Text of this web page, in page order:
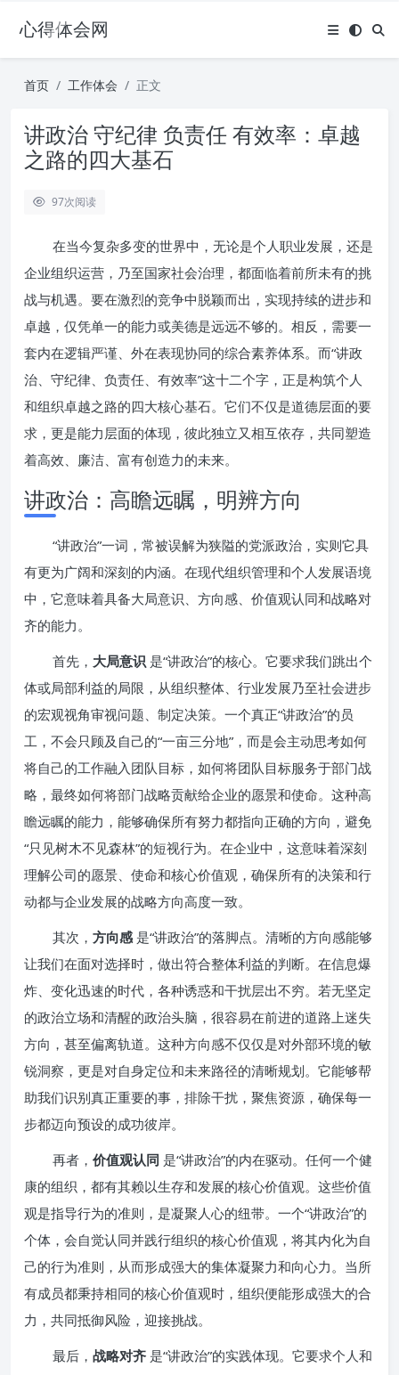
心得体会网
首页 工作体会 正文
讲政治 守纪律 负责任 有效率：卓越
之路的四大基石
97次阅读
在当今复杂多变的世界中，无论是个人职业发展，还是
企业组织运营，乃至国家社会治理，都面临着前所未有的挑
战与机遇。要在激烈的竞争中脱颖而出，实现持续的进步和
卓越，仅凭单一的能力或美德是远远不够的。相反，需要一
套内在逻辑严谨、外在表现协同的综合素养体系。而“讲政
治、守纪律、负责任、有效率”这十二个字，正是构筑个人
和组织卓越之路的四大核心基石。它们不仅是道德层面的要
求，更是能力层面的体现，彼此独立又相互依存，共同塑造
着高效、廉洁、富有创造力的未来。
讲政治：高瞻远瞩，明辨方向
“讲政治”一词，常被误解为狭隘的党派政治，实则它具
有更为广阔和深刻的内涵。在现代组织管理和个人发展语境
中，它意味着具备大局意识、方向感、价值观认同和战略对
齐的能力。
首先， 大局意识 是“讲政治”的核心。它要求我们跳出个
体或局部利益的局限，从组织整体、行业发展乃至社会进步
的宏观视角审视问题、制定决策。一个真正“讲政治”的员
工，不会只顾及自己的“一亩三分地”，而是会主动思考如何
将自己的工作融入团队目标，如何将团队目标服务于部门战
略，最终如何将部门战略贡献给企业的愿景和使命。这种高
瞻远瞩的能力，能够确保所有努力都指向正确的方向，避免
“只见树木不见森林”的短视行为。在企业中，这意味着深刻
理解公司的愿景、使命和核心价值观，确保所有的决策和行
动都与企业发展的战略方向高度一致。
其次， 方向感 是“讲政治”的落脚点。清晰的方向感能够
让我们在面对选择时，做出符合整体利益的判断。在信息爆
炸、变化迅速的时代，各种诱惑和干扰层出不穷。若无坚定
的政治立场和清醒的政治头脑，很容易在前进的道路上迷失
方向，甚至偏离轨道。这种方向感不仅仅是对外部环境的敏
锐洞察，更是对自身定位和未来路径的清晰规划。它能够帮
助我们识别真正重要的事，排除干扰，聚焦资源，确保每一
步都迈向预设的成功彼岸。
再者， 价值观认同 是“讲政治”的内在驱动。任何一个健
康的组织，都有其赖以生存和发展的核心价值观。这些价值
观是指导行为的准则，是凝聚人心的纽带。一个“讲政治”的
个体，会自觉认同并践行组织的核心价值观，将其内化为自
己的行为准则，从而形成强大的集体凝聚力和向心力。当所
有成员都秉持相同的核心价值观时，组织便能形成强大的合
力，共同抵御风险，迎接挑战。
最后， 战略对齐 是“讲政治”的实践体现。它要求个人和